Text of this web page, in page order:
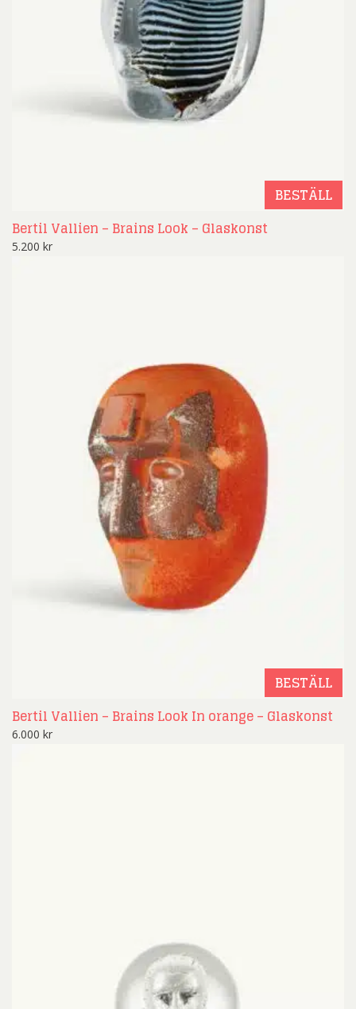
BESTÄLL
Bertil Vallien – Brains Look – Glaskonst
5.200 kr
BESTÄLL
Bertil Vallien – Brains Look In orange – Glaskonst
6.000 kr